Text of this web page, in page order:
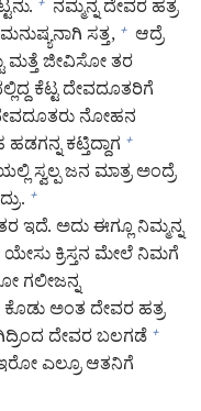
+ ನಮ್ಮನ್ನ ದೇವರ ಹತ್ರ
ಸತ್ತ, + ಆದ್ರೆ
ಮತ್ತೆ ಜೀವಿಸೋ ತರ
ಕೆಟ್ಟ ದೇವದೂತರಿಗೆ
ನೋಹನ
ಕಟ್ತಿದ್ದಾಗ +
ಸ್ವಲ್ಪ ಜನ ಮಾತ್ರ ಅಂದ್ರೆ
+
ಇದೆ. ಅದು ಈಗ್ಲೂ ನಿಮ್ಮನ್ನ
ಯೇಸು ಕ್ರಿಸ್ತನ ಮೇಲೆ ನಿಮಗೆ
ಗಲೀಜನ್ನ
ಕೊಡು ಅಂತ ದೇವರ ಹತ್ರ
ದೇವರ ಬಲಗಡೆ +
ಇರೋ ಎಲ್ರೂ ಆತನಿಗೆ